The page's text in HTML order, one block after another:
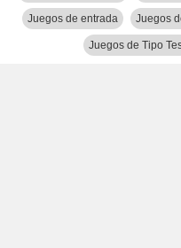
Juegos de entrada Juegos
Juegos de Tipo